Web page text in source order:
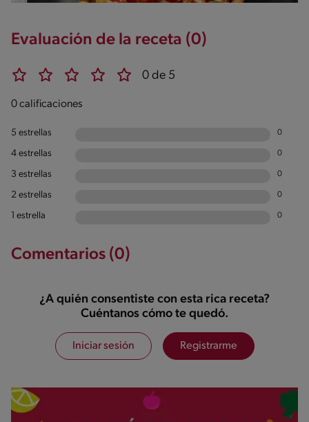
Evaluación de la receta (0)
0 de 5
0 calificaciones
5 estrellas 0
4 estrellas 0
3 estrellas 0
2 estrellas 0
1 estrella 0
Comentarios (0)
¿A quién consentiste con esta rica receta?
Cuéntanos cómo te quedó.
Iniciar sesión Registrarme